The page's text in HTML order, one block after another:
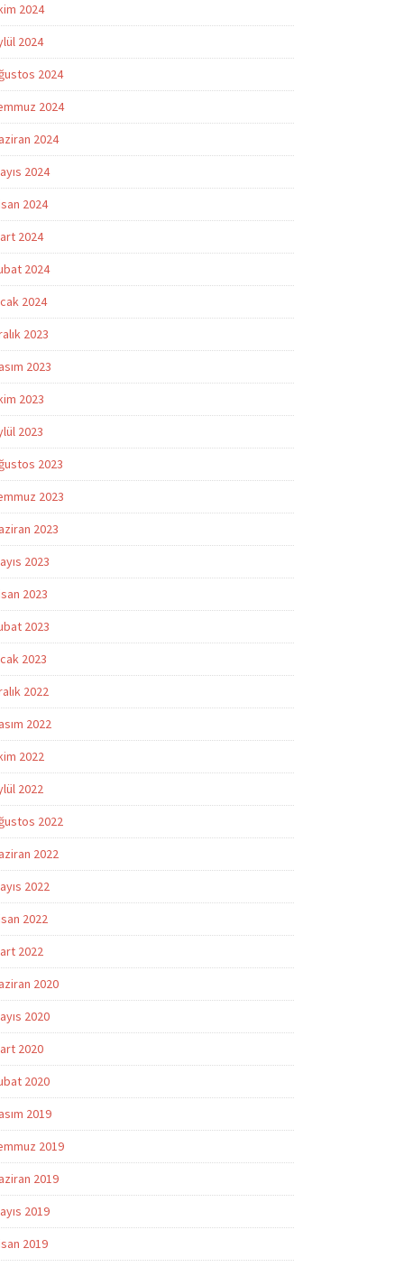
2024
2024
2024
2024
2024
2024
2024
2024
2024
2024
2023
2023
2023
2023
2023
2023
2023
2023
2023
2023
2023
2022
2022
2022
2022
2022
2022
2022
2022
2022
2020
2020
2020
2020
2019
2019
2019
2019
2019